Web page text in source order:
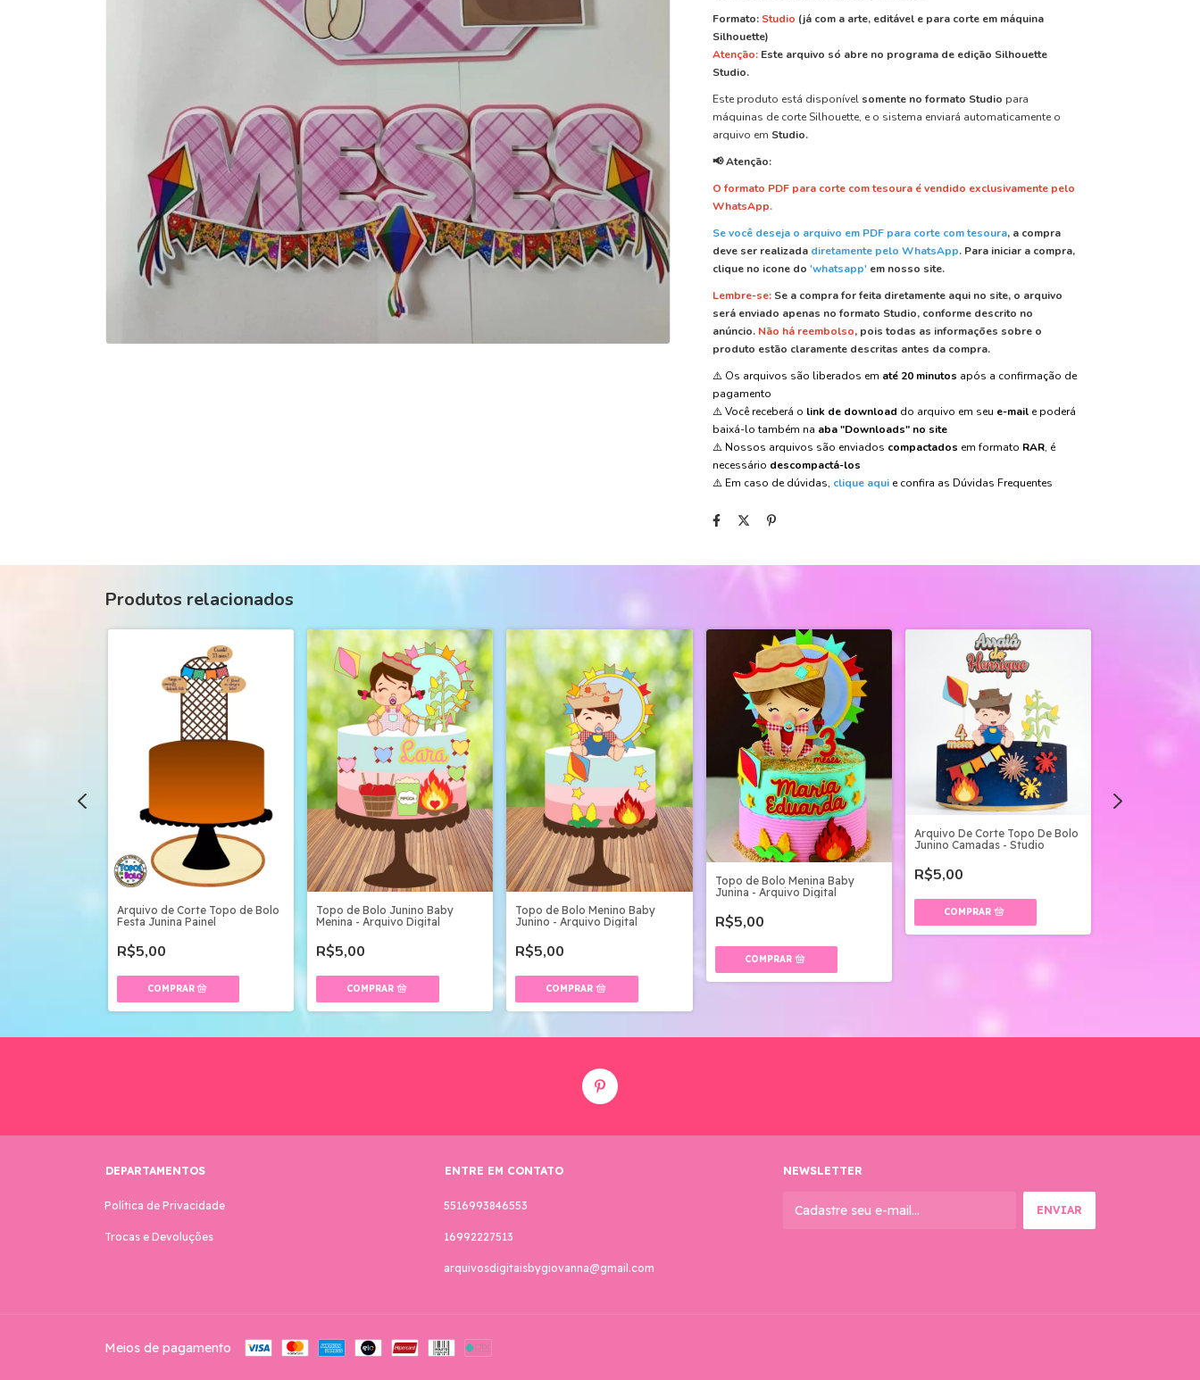
Formato: Studio (já com a arte, editável e para corte em máquina
Silhouette)
Atenção: Este arquivo só abre no programa de edição Silhouette
Studio.
Este produto está disponível somente no formato Studio para
máquinas de corte Silhouette, e o sistema enviará automaticamente o
arquivo em Studio.
📢 Atenção:
O formato PDF para corte com tesoura é vendido exclusivamente pelo
WhatsApp.
Se você deseja o arquivo em PDF para corte com tesoura, a compra
deve ser realizada diretamente pelo WhatsApp. Para iniciar a compra,
clique no icone do 'whatsapp' em nosso site.
Lembre-se: Se a compra for feita diretamente aqui no site, o arquivo
será enviado apenas no formato Studio, conforme descrito no
anúncio. Não há reembolso, pois todas as informações sobre o
produto estão claramente descritas antes da compra.
⚠️ Os arquivos são liberados em até 20 minutos após a confirmação de
pagamento
⚠️ Você receberá o link de download do arquivo em seu e-mail e poderá
baixá-lo também na aba "Downloads" no site
⚠️ Nossos arquivos são enviados compactados em formato RAR, é
necessário descompactá-los
⚠️ Em caso de dúvidas, clique aqui e confira as Dúvidas Frequentes
Produtos relacionados
Arquivo de Corte Topo de Bolo
Festa Junina Painel
R$5,00
Topo de Bolo Junino Baby
Menina - Arquivo Digital
R$5,00
Topo de Bolo Menino Baby
Junino - Arquivo Digital
R$5,00
Topo de Bolo Menina Baby
Junina - Arquivo Digital
R$5,00
Arquivo De Corte Topo De Bolo
Junino Camadas - Studio
R$5,00
DEPARTAMENTOS
Política de Privacidade
Trocas e Devoluções
ENTRE EM CONTATO
5516993846553
16992227513
arquivosdigitaisbygiovanna@gmail.com
NEWSLETTER
Meios de pagamento